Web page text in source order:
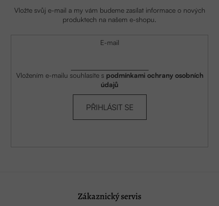
Vložte svůj e-mail a my vám budeme zasílat informace o nových
produktech na našem e-shopu.
E-mail
Vložením e-mailu souhlasíte s podmínkami ochrany osobních
údajů
PŘIHLÁSIT SE
Zákaznický servis